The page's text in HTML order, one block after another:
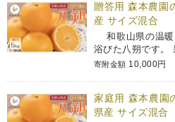
贈答用 森本農園
産 サイズ混合
和歌山県の温暖
浴びた八朔です
寄附金額 10,000円
家庭用 森本農園
県産 サイズ混合